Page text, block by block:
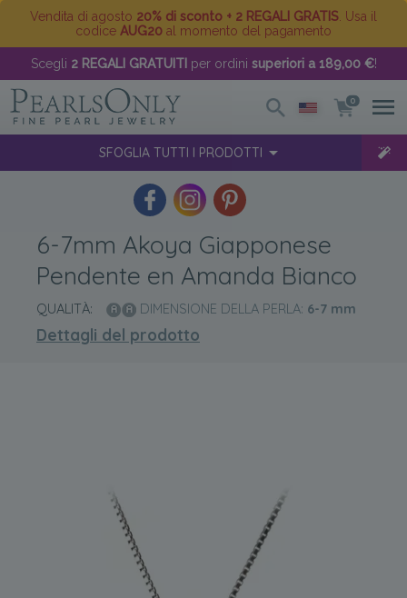
Vendita di agosto 20% di sconto + 2 REGALI GRATIS . Usa il
codice AUG20 al momento del pagamento
Scegli 2 REGALI GRATUITI per ordini superiori a 189,00 €!
0
SFOGLIA TUTTI I PRODOTTI
6-7mm Akoya Giapponese
Pendente en Amanda Bianco
QUALITÀ: DIMENSIONE DELLA PERLA: 6-7 mm
Dettagli del prodotto